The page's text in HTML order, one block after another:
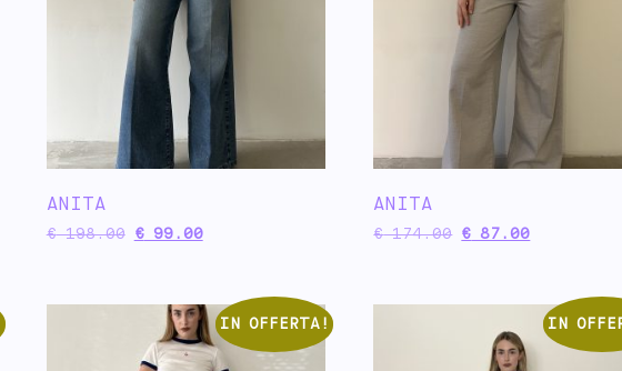
ANITA
€198.00 €99.00
ANITA
€174.00 € 87.00
IN OFFERTA! IN